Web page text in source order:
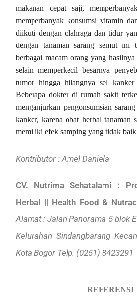
makanan cepat saji,
memperbanyak konsumsi vitamin
diikuti dengan olahraga dan tidur
dengan tanaman sarang semut ini
berbagai macam orang yang
selain memperkecil besarnya
tumor hingga hilangnya sel kanker
Beberapa dokter di rumah sakit
menganjurkan pengonsumsian
kanker, karena obat herbal tanaman
memiliki efek samping yang tidak
Kontributor : Amel Daniela
CV. Nutrima Sehatalami :
Herbal || Health Food &
Alamat : Jalan Panorama 5 blok
Kelurahan Sindangbarang
Kota Bogor Telp. (0251) 8423291
REFERENSI